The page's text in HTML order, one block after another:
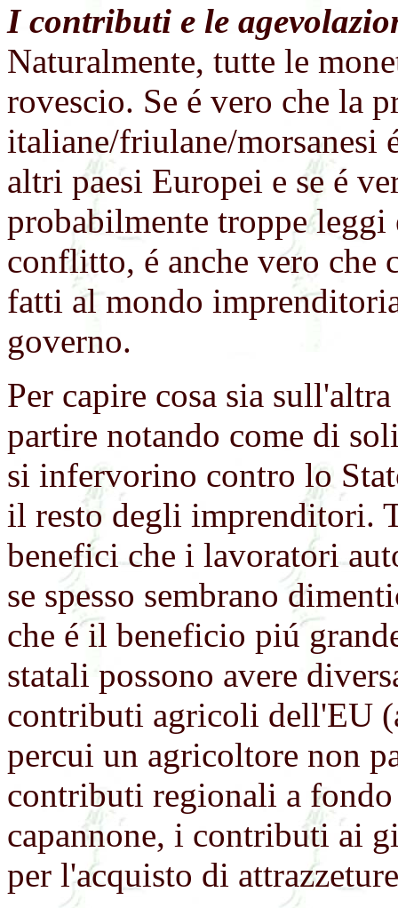
I contributi e le
Naturalmente, tutte le
rovescio. Se é vero che la
italiane/friulane/morsanesi
altri paesi Europei e se é
probabilmente troppe leggi
conflitto, é anche vero
fatti al mondo
governo.
Per capire cosa sia
partire notando come di
si infervorino contro lo
il resto degli imprenditori.
benefici che i lavoratori
se spesso sembrano
che é il beneficio piú
statali possono avere
contributi agricoli dell'EU
percui un agricoltore non
contributi regionali a
capannone, i contributi ai
per l'acquisto di